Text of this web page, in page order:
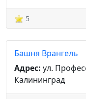
5
Башня Врангель
Адрес: ул.
Калининград